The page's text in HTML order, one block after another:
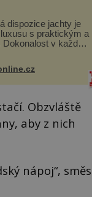
dispozice jachty je
s praktickým a
v každém
přístav nabízí
Obzvláště
aby z nich
nápoj“, směs